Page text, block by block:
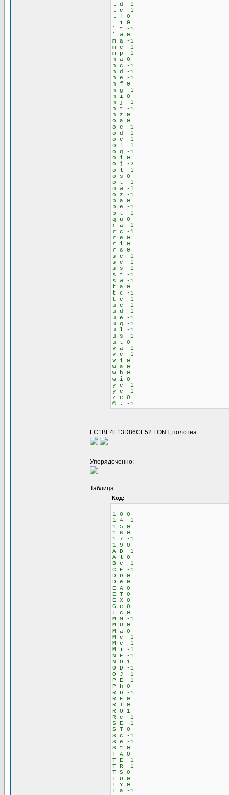
l d -1
l e -1
l f 0
l i 0
l t -1
l w 0
m a -1
m e -1
m p -1
n a 0
n c -1
n d -1
n e -1
n f 0
n g -1
n i 0
n j -1
n t -1
n z 0
o a 0
o c -1
o d -1
o e -1
o f -1
o g -1
o i 0
o j -2
o l -1
o s 0
o t -1
o w -1
o z -1
p a 0
p e -1
p t -1
q u 0
r a -1
r c -1
r e 0
r i 0
r s 0
s c -1
s e -1
s s -1
s t -1
s w -1
t a 0
t c -1
t e -1
u c -1
u d -1
u e -1
u g -1
u l -1
u s -1
u t 0
v a -1
v e -1
v i 0
w a 0
w h 0
w i 0
y c -1
y e -1
z e 0
© . -1
FC1BE4F13D86CE52.FONT, полотна:
Упорядоченно:
Таблица:
Код:
1 0 0
1 4 -1
1 5 0
1 6 0
1 7 -1
1 9 0
A D -1
A l 0
B e -1
C E -1
D D 0
D e 0
E A 0
E T 0
E X 0
G e 0
I c 0
M M -1
M U 0
M a 0
M c -1
M e -1
M i -1
N E -1
N O 1
O D -1
O J -1
P E -1
P h 0
R D -1
R E 0
R I 0
R O 1
R e -1
S E -1
S T 0
S c -1
S e -1
S t 0
T A 0
T E -1
T R -1
T S 0
T U 0
T Y 0
T a -1